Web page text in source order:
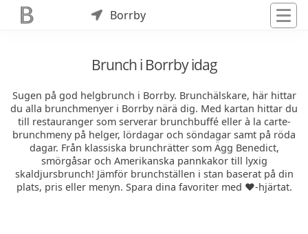
Borrby
Brunch i Borrby idag
Sugen på god helgbrunch i Borrby. Brunchälskare, här hittar
du alla brunchmenyer i Borrby närä dig. Med kartan hittar du
till restauranger som serverar brunchbuffé eller à la carte-
brunchmeny på helger, lördagar och söndagar samt på röda
dagar. Från klassiska brunchrätter som Ägg Benedict,
smörgåsar och Amerikanska pannkakor till lyxig
skaldjursbrunch! Jämför brunchställen i stan baserat på din
plats, pris eller menyn. Spara dina favoriter med ❤️-hjärtat.